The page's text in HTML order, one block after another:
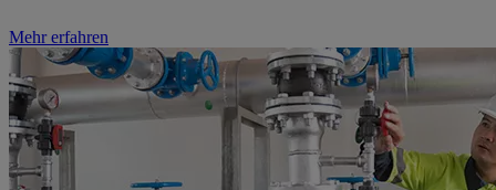
Mehr erfahren